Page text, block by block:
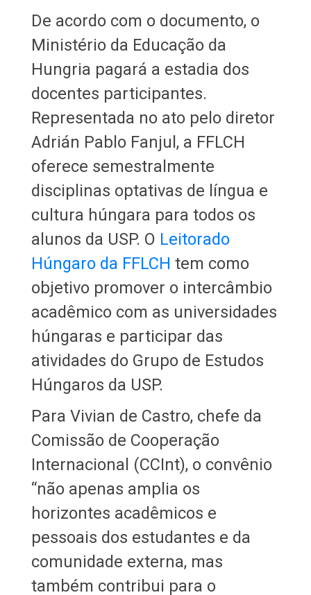
De acordo com o documento, o
Ministério da Educação da
Hungria pagará a estadia dos
docentes participantes.
Representada no ato pelo diretor
Adrián Pablo Fanjul, a FFLCH
oferece semestralmente
disciplinas optativas de língua e
cultura húngara para todos os
alunos da USP. O Leitorado
Húngaro da FFLCH tem como
objetivo promover o intercâmbio
acadêmico com as universidades
húngaras e participar das
atividades do Grupo de Estudos
Húngaros da USP.
Para Vivian de Castro, chefe da
Comissão de Cooperação
Internacional (CCInt), o convênio
“não apenas amplia os
horizontes acadêmicos e
pessoais dos estudantes e da
comunidade externa, mas
também contribui para o